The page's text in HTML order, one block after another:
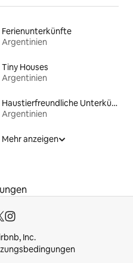
Ferienunterkünfte
Argentinien
Tiny Houses
Argentinien
Haustierfreundliche Unterkünfte
Argentinien
Mehr anzeigen
Inc.